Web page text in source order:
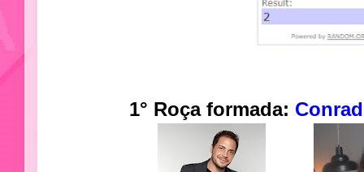
1° Roça formada: